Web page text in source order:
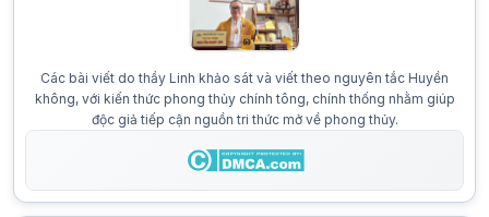
Các bài viết do thầy Linh khảo sát và viết theo nguyên tắc Huyền
không, với kiến thức phong thủy chính tông, chính thống nhằm giúp
độc giả tiếp cận nguồn tri thức mở về phong thủy.